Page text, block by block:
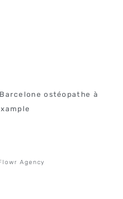
ostéopathe à
Agency